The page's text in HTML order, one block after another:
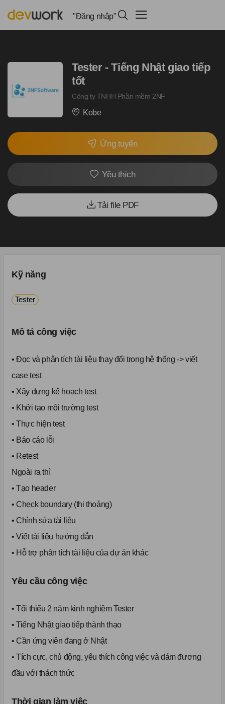
"Đăng nhập"
Tester - Tiếng Nhật giao tiếp
tốt
Công ty TNHH Phần mềm 2NF
Kobe
Ứng tuyển
Yêu thích
Tải file PDF
Kỹ năng
Tester
Mô tả công việc
• Đọc và phân tích tài liệu thay đổi trong hệ thống -> viết
case test
• Xây dựng kế hoạch test
• Khởi tạo môi trường test
• Thực hiện test
• Báo cáo lỗi
• Retest
Ngoài ra thì
• Tạo header
• Check boundary (thi thoảng)
• Chỉnh sửa tài liệu
• Viết tài liệu hướng dẫn
• Hỗ trợ phân tích tài liệu của dự án khác
Yêu cầu công việc
• Tối thiểu 2 năm kinh nghiệm Tester
• Tiếng Nhật giao tiếp thành thạo
• Cần ứng viên đang ở Nhật
• Tích cực, chủ động, yêu thích công việc và dám đương
đầu với thách thức
Thời gian làm việc